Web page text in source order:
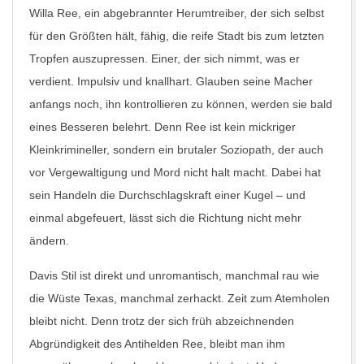
Willa Ree, ein abgebrannter Herumtreiber, der sich selbst
für den Größten hält, fähig, die reife Stadt bis zum letzten
Tropfen auszupressen. Einer, der sich nimmt, was er
verdient. Impulsiv und knallhart. Glauben seine Macher
anfangs noch, ihn kontrollieren zu können, werden sie bald
eines Besseren belehrt. Denn Ree ist kein mickriger
Kleinkrimineller, sondern ein brutaler Soziopath, der auch
vor Vergewaltigung und Mord nicht halt macht. Dabei hat
sein Handeln die Durchschlagskraft einer Kugel – und
einmal abgefeuert, lässt sich die Richtung nicht mehr
ändern.
Davis Stil ist direkt und unromantisch, manchmal rau wie
die Wüste Texas, manchmal zerhackt. Zeit zum Atemholen
bleibt nicht. Denn trotz der sich früh abzeichnenden
Abgründigkeit des Antihelden Ree, bleibt man ihm